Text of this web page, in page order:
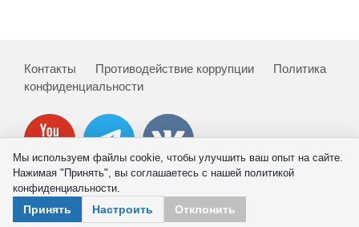
Контакты Противодействие коррупции
Политика
конфиденциальности
© 2026 ИНП РАН
Мы используем файлы cookie, чтобы улучшить ваш опыт на сайте.
Нажимая "Принять", вы соглашаетесь с нашей политикой
конфиденциальности.
Принять Настроить Отклонить